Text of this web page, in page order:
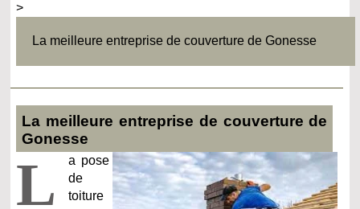
>
La meilleure entreprise de couverture de Gonesse
La meilleure entreprise de couverture de
Gonesse
L
a pose
de
toiture